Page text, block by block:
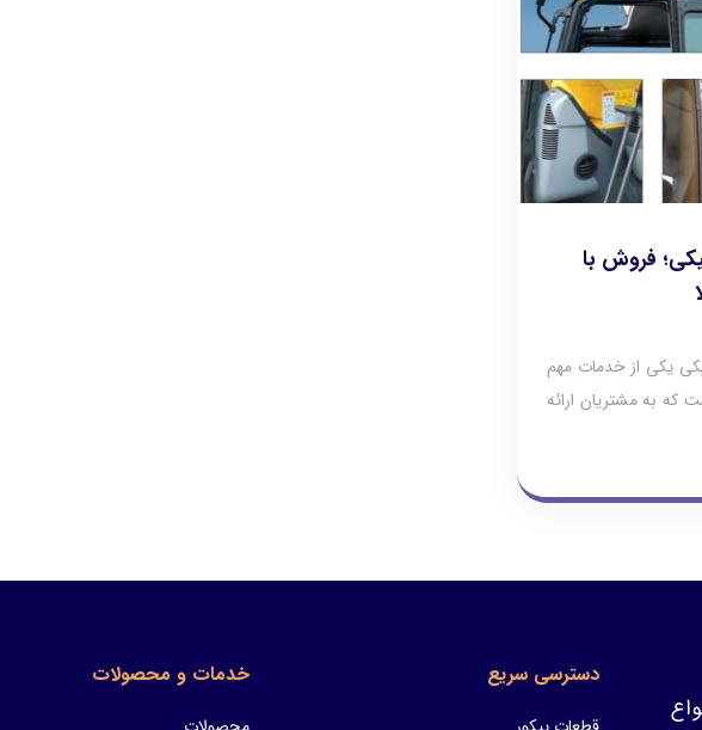
فروش با
یکی از خدمات مهم
که به مشتریان ارائه
دسترسی سریع خدمات و محصولات